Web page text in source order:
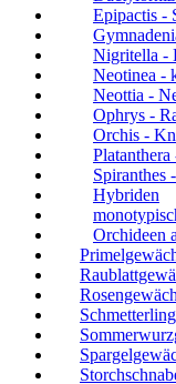
Epipactis -
Nigritella -
Neotinea -
Neottia -
Ophrys -
Orchis -
Spiranthes
Hybriden
Orchideen